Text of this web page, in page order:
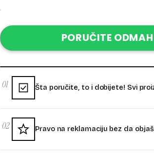
price
.
PORUČITE ODMAH
01 Šta poručite, to i dobijete! Svi
02 Pravo na reklamaciju bez da